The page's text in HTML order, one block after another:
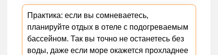
Практика: если вы сомневаетесь,
планируйте отдых в отеле с подогреваемым
бассейном. Так вы точно не останетесь без
воды, даже если море окажется прохладнее